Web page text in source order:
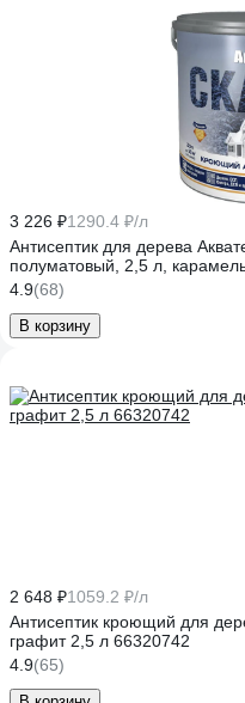
3 226 ₽1290.4 ₽/л
Антисептик для дерева
полуматовый, 2,5 л,
4.9(68)
В корзину
2 648 ₽1059.2 ₽/л
Антисептик кроющий для
графит 2,5 л 66320742
4.9(65)